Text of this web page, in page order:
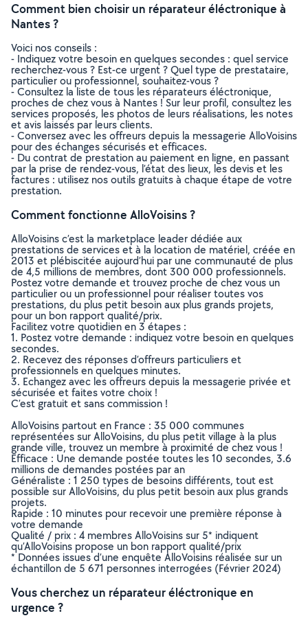
Comment bien choisir un réparateur éléctronique à
Nantes ?
Voici nos conseils :
- Indiquez votre besoin en quelques secondes : quel service
recherchez-vous ? Est-ce urgent ? Quel type de prestataire,
particulier ou professionnel, souhaitez-vous ?
- Consultez la liste de tous les réparateurs éléctronique,
proches de chez vous à Nantes ! Sur leur profil, consultez les
services proposés, les photos de leurs réalisations, les notes
et avis laissés par leurs clients.
- Conversez avec les offreurs depuis la messagerie AlloVoisins
pour des échanges sécurisés et efficaces.
- Du contrat de prestation au paiement en ligne, en passant
par la prise de rendez-vous, l’état des lieux, les devis et les
factures : utilisez nos outils gratuits à chaque étape de votre
prestation.
Comment fonctionne AlloVoisins ?
AlloVoisins c’est la marketplace leader dédiée aux
prestations de services et à la location de matériel, créée en
2013 et plébiscitée aujourd’hui par une communauté de plus
de 4,5 millions de membres, dont 300 000 professionnels.
Postez votre demande et trouvez proche de chez vous un
particulier ou un professionnel pour réaliser toutes vos
prestations, du plus petit besoin aux plus grands projets,
pour un bon rapport qualité/prix.
Facilitez votre quotidien en 3 étapes :
1. Postez votre demande : indiquez votre besoin en quelques
secondes.
2. Recevez des réponses d’offreurs particuliers et
professionnels en quelques minutes.
3. Echangez avec les offreurs depuis la messagerie privée et
sécurisée et faites votre choix !
C’est gratuit et sans commission !
AlloVoisins partout en France : 35 000 communes
représentées sur AlloVoisins, du plus petit village à la plus
grande ville, trouvez un membre à proximité de chez vous !
Efficace : Une demande postée toutes les 10 secondes, 3.6
millions de demandes postées par an
Généraliste : 1 250 types de besoins différents, tout est
possible sur AlloVoisins, du plus petit besoin aux plus grands
projets.
Rapide : 10 minutes pour recevoir une première réponse à
votre demande
Qualité / prix : 4 membres AlloVoisins sur 5* indiquent
qu’AlloVoisins propose un bon rapport qualité/prix
* Données issues d’une enquête AlloVoisins réalisée sur un
échantillon de 5 671 personnes interrogées (Février 2024)
Vous cherchez un réparateur éléctronique en
urgence ?